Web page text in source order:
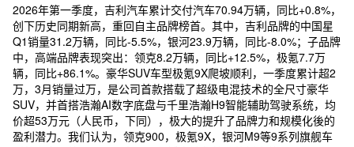
2026年第一季度，吉利汽车累计交付汽车70.94万辆，同比+0.8%，
创下历史同期新高，重回自主品牌榜首。其中，吉利品牌的中国星
Q1销量31.2万辆，同比-5.5%，银河23.9万辆，同比-8.0%；子品牌
中，高端品牌表现突出：领克8.2万辆，同比+12.5%，极氪7.7万
辆，同比+86.1%。豪华SUV车型极氪9X爬坡顺利，一季度累计超2
万，3月销量过万，是公司首款搭载了超级电混技术的全尺寸豪华
SUV，并首搭浩瀚AI数字底盘与千里浩瀚H9智能辅助驾驶系统，均
价超53万元（人民币，下同），极大的提升了品牌力和规模化後的
盈利潜力。我们认为，领克900，极氪9X，银河M9等9系列旗舰车